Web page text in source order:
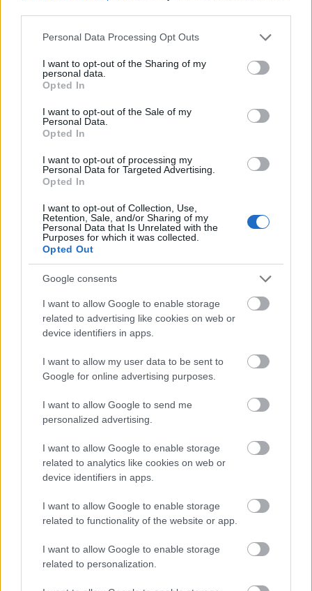
Please note that this website/app uses one or more Google
not limited to your visit or usage behaviour. You may click to
grant or deny consent to Google and its third-party tags to
use your data for below specified purposes in below Google
consent section.
Personal Data Processing Opt Outs
I want to opt-out of the Sharing of my
personal data.
Opted In
I want to opt-out of the Sale of my
Personal Data.
Opted In
I want to opt-out of processing my
Personal Data for Targeted Advertising.
Opted In
I want to opt-out of Collection, Use,
Retention, Sale, and/or Sharing of my
Personal Data that Is Unrelated with the
Purposes for which it was collected.
Opted Out
Google consents
I want to allow Google to enable storage
related to advertising like cookies on web or
device identifiers in apps.
I want to allow my user data to be sent to
Google for online advertising purposes.
I want to allow Google to send me
personalized advertising.
I want to allow Google to enable storage
related to analytics like cookies on web or
device identifiers in apps.
I want to allow Google to enable storage
related to functionality of the website or app.
I want to allow Google to enable storage
related to personalization.
Vagyonvisszaszerzés: amikor a pénz
gyorsabban fut, mint a jog
Kéthónapos a Tisza-kormány: íme a mérleg!
Uniós források: íme a teendők, amelyek a
pénzek érkezéséhez még szükségesek